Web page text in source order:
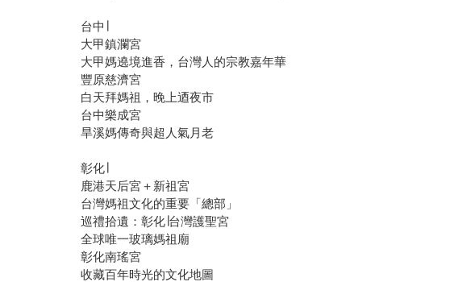
台中∣
大甲鎮瀾宮
大甲媽遶境進香，台灣人的宗教嘉年華
豐原慈濟宮
白天拜媽祖，晚上迺夜市
台中樂成宮
旱溪媽傳奇與超人氣月老
彰化∣
鹿港天后宮＋新祖宮
台灣媽祖文化的重要「總部」
巡禮拾遺：彰化∣台灣護聖宮
全球唯一玻璃媽祖廟
彰化南瑤宮
收藏百年時光的文化地圖